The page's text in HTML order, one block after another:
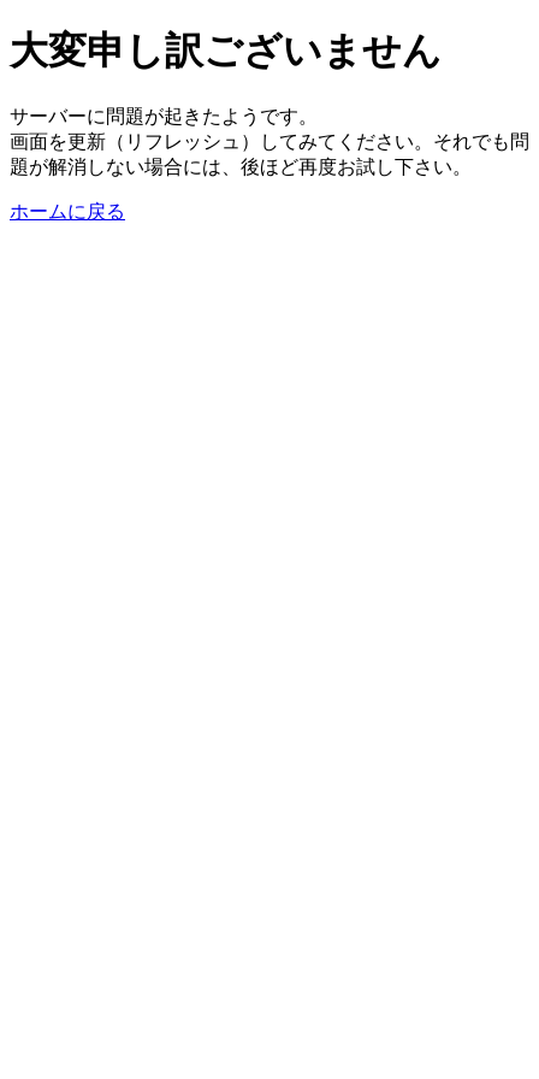
大変申し訳ございません
サーバーに問題が起きたようです。
画面を更新（リフレッシュ）してみてください。それでも問
題が解消しない場合には、後ほど再度お試し下さい。
ホームに戻る